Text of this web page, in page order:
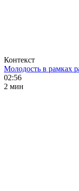
Контекст
Молодость в рамках
02:56
2 мин